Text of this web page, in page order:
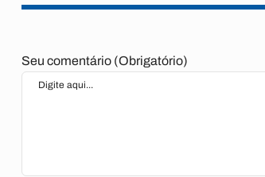
Seu comentário (Obrigatório)